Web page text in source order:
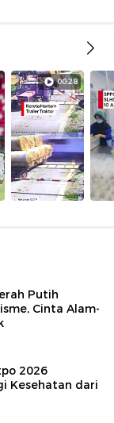
00:28
Putih
Cinta Alam-
2026
Kesehatan dari